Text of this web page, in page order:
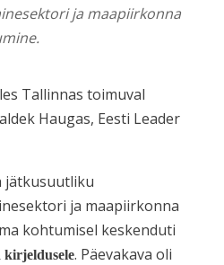
ja maapiirkonna
Tallinnas toimuval
Haugas, Eesti Leader
jätkusuutliku
ja maapiirkonna
kohtumisel keskenduti
. Päevakava oli